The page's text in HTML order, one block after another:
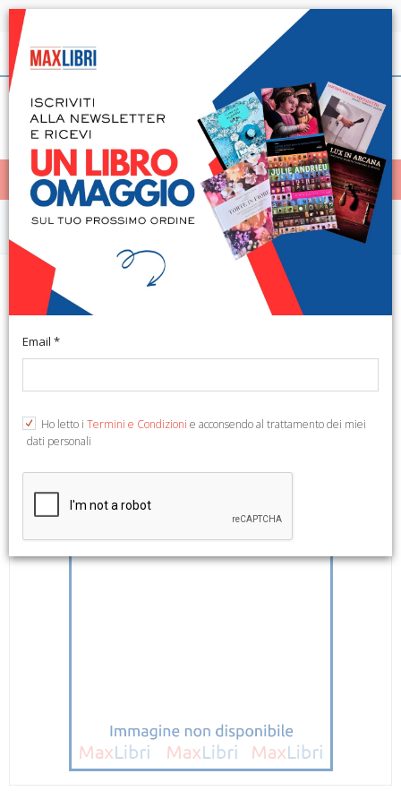
Spedizione in 24h per tutti i libri disponibili
Italiano
< Home
MENÙ
Pinacoteca Civica "Galileo
Cattabriga Quaderno" N°1
20,5x20,5.
Email *
Ho letto i Termini e Condizioni e acconsendo al trattamento dei miei
dati personali